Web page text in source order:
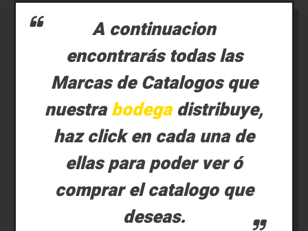
A continuacion
encontrarás todas las
Marcas de Catalogos que
nuestrabodegadistribuye,
haz click en cada una de
ellas para poder ver ó
comprar el catalogo que
deseas.